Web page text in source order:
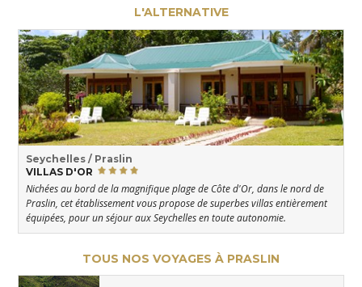
L'ALTERNATIVE
Seychelles / Praslin
VILLAS D'OR
Nichées au bord de la magnifique plage de Côte d'Or, dans le nord de
Praslin, cet établissement vous propose de superbes villas entièrement
équipées, pour un séjour aux Seychelles en toute autonomie.
TOUS NOS VOYAGES À PRASLIN